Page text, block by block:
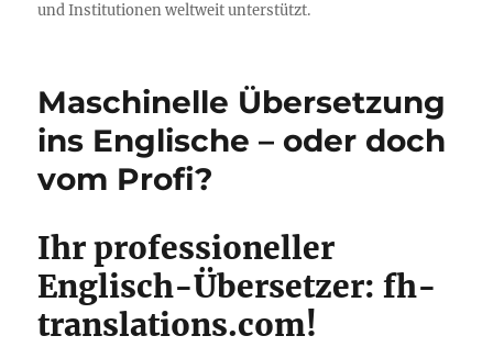
und Institutionen weltweit unterstützt.
Maschinelle Übersetzung
ins Englische – oder doch
vom Profi?
Ihr professioneller
Englisch-Übersetzer: fh-
translations.com!